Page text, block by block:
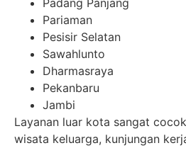
Padang Panjang
Pariaman
Pesisir Selatan
Sawahlunto
Dharmasraya
Pekanbaru
Jambi
Layanan luar kota sangat
wisata keluarga, kunjungan